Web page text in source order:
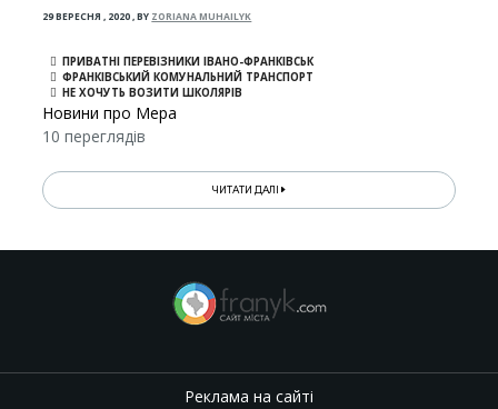
29 ВЕРЕСНЯ , 2020,BY ZORIANA MUHAILYK
ПРИВАТНІ ПЕРЕВІЗНИКИ ІВАНО-ФРАНКІВСЬК
ФРАНКІВСЬКИЙ КОМУНАЛЬНИЙ ТРАНСПОРТ
НЕ ХОЧУТЬ ВОЗИТИ ШКОЛЯРІВ
Новини про Мера
10 переглядів
ЧИТАТИ ДАЛІ
Реклама на сайті